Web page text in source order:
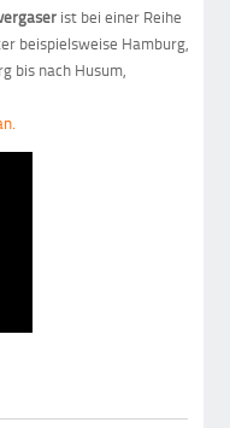
ist bei einer Reihe
beispielsweise Hamburg,
bis nach Husum,